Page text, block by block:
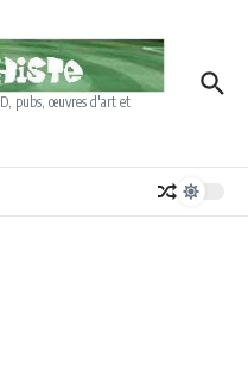
pubs, œuvres d'art et